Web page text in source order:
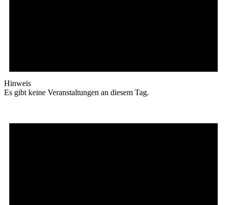
Hinweis
Es gibt keine Veranstaltungen an diesem Tag.